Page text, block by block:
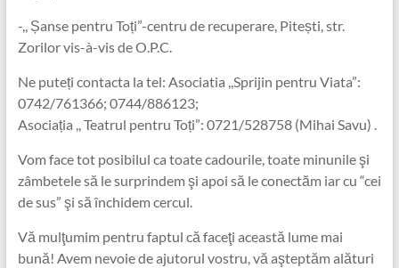
-,, Șanse pentru Toți”-centru de recuperare, Pitești, str.
Zorilor vis-à-vis de O.P.C.
Ne puteți contacta la tel: Asociatia ,,Sprijin pentru Viata”:
0742/761366; 0744/886123;
Asociația ,, Teatrul pentru Toți”: 0721/528758 (Mihai Savu) .
Vom face tot posibilul ca toate cadourile, toate minunile şi
zâmbetele să le surprindem şi apoi să le conectăm iar cu “cei
de sus” şi să închidem cercul.
Vă mulţumim pentru faptul că faceţi această lume mai
bună! Avem nevoie de ajutorul vostru, vă aşteptăm alături